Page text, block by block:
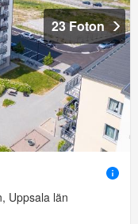
23 Foton
Uppsala län